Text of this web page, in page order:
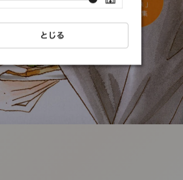
:692.15.691.65:t-
vnqp.lunrzsdszk.vn.oi